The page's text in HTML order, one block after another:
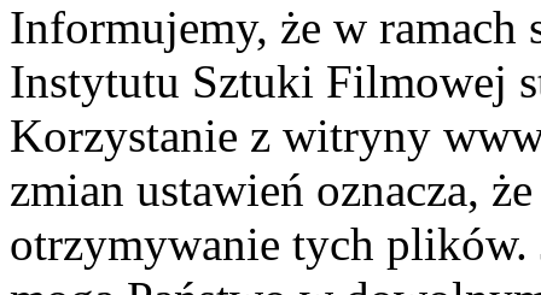
Informujemy, że w ramach
Instytutu Sztuki Filmowej
Korzystanie z witryny
zmian ustawień oznacza,
otrzymywanie tych plików.